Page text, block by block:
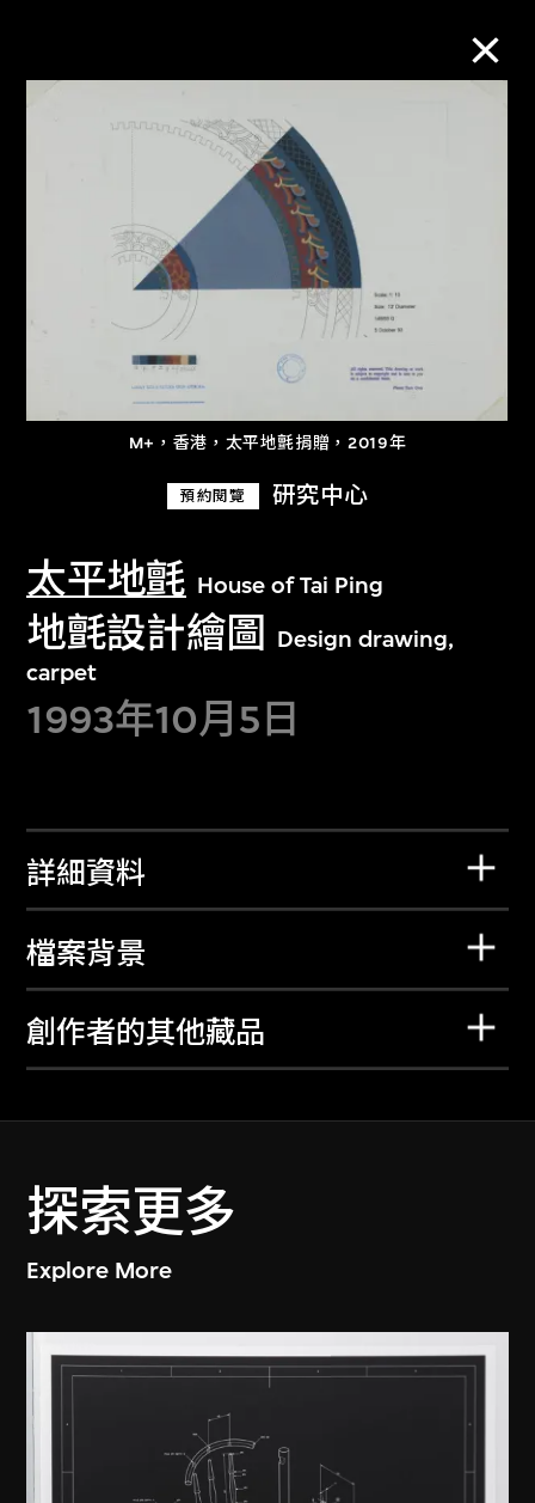
M+，香港，太平地氈捐贈，2019年
預約閱覽 研究中心
太平地氈 House of Tai Ping
地氈設計繪圖
Design drawing,
carpet
1993年10月5日
詳細資料
檔案背景
創作者的其他藏品
探索更多
Explore More
M+藏品
進一步篩選
關於M+藏品
探索世界頂級的二十及二十一世紀視覺
文化藏品。